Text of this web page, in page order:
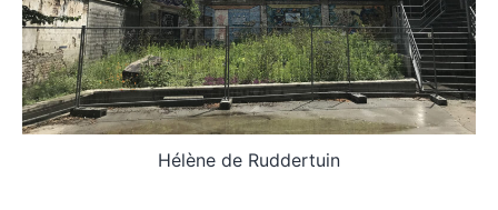
Hélène de Ruddertuin